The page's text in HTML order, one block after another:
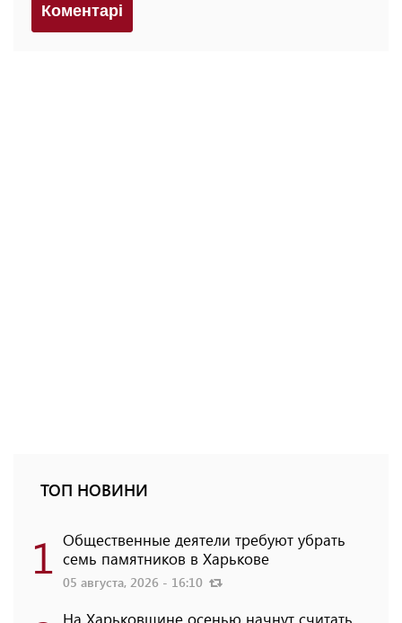
Коментарi
ТОП НОВИНИ
1 Общественные деятели требуют убрать
семь памятников в Харькове
05 августа, 2026 - 16:10
На Харьковщине осенью начнут считать